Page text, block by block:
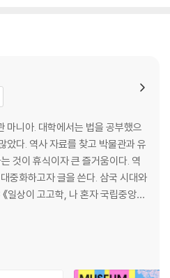
마니아. 대학에서는 법을 공부했으
았다. 역사 자료를 찾고 박물관과 유
것이 휴식이자 큰 즐거움이다. 역
중화하고자 글을 쓴다. 삼국 시대와
주 여행》 《일상이 고고학, 나 혼자
자 가야 여행》 《일상이 고고학, 나